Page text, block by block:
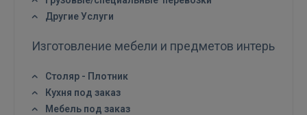
 Sign in with Apple
Другие Услуги
Изготовление мебели и предметов интерьера
Столяр - Плотник
Кухня под заказ
Мебель под заказ